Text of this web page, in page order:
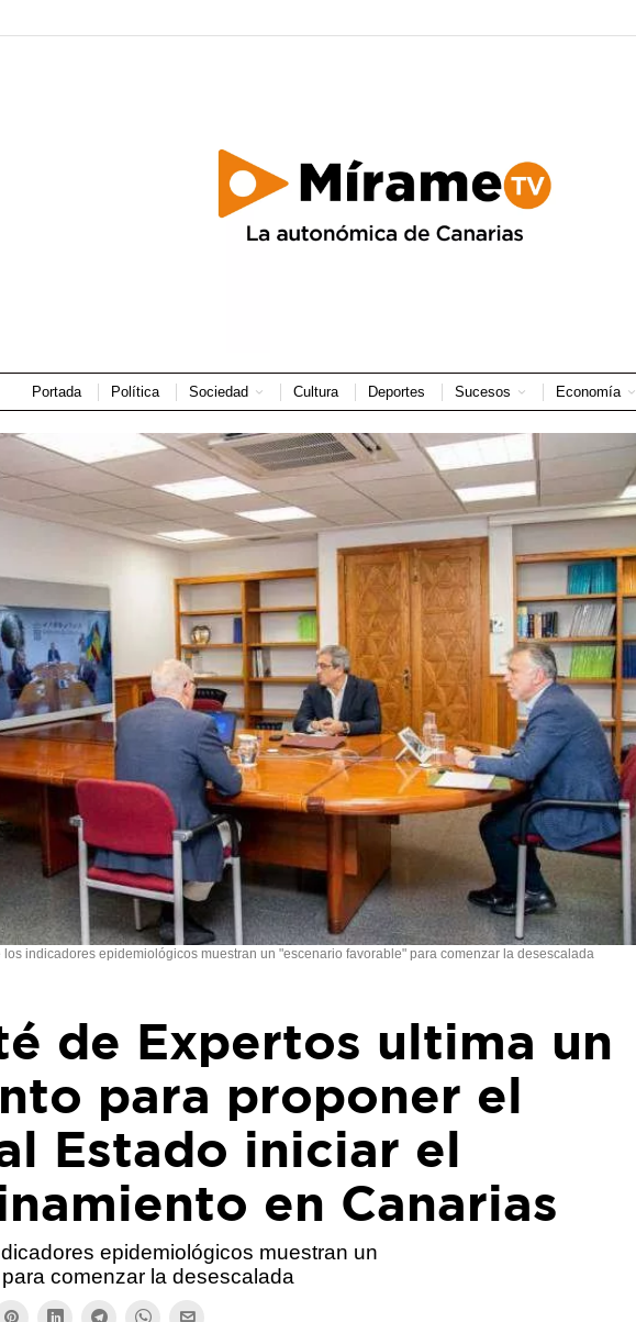
Portada Política Sociedad Cultura Deportes Sucesos Economía
indicadores epidemiológicos muestran un "escenario favorable" para comenzar la desescalada
de Expertos ultima un
para proponer el
Estado iniciar el
en Canarias
epidemiológicos muestran un
comenzar la desescalada